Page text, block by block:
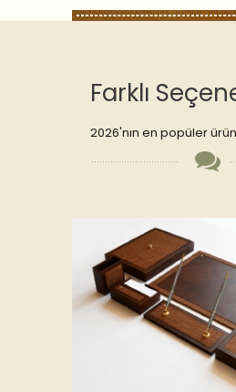
Farklı
2026'nın en popüler